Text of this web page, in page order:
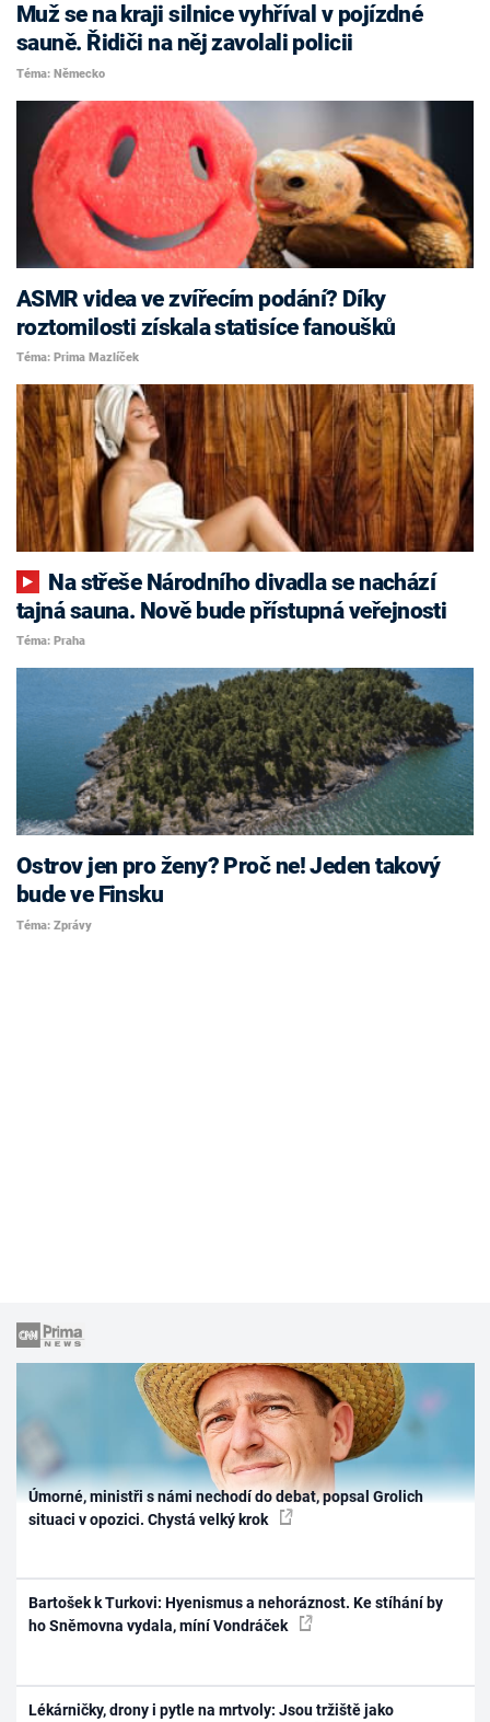
Muž se na kraji silnice vyhříval v pojízdné
sauně. Řidiči na něj zavolali policii
Téma: Německo
ASMR videa ve zvířecím podání? Díky
roztomilosti získala statisíce fanoušků
Téma: Prima Mazlíček
tajná sauna. Nově bude přístupná veřejnosti
Téma: Praha
Ostrov jen pro ženy? Proč ne! Jeden takový
bude ve Finsku
Téma: Zprávy
Úmorné, ministři s námi nechodí do debat, popsal Grolich
situaci v opozici. Chystá velký krok
Bartošek k Turkovi: Hyenismus a nehoráznost. Ke stíhání by
ho Sněmovna vydala, míní Vondráček
Lékárničky, drony i pytle na mrtvoly: Jsou tržiště jako